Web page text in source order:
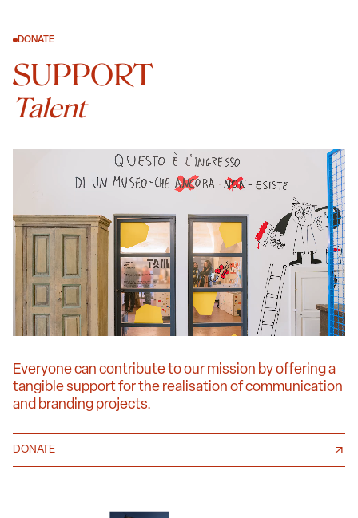
DONATE
SUPPORT
Talent
Everyone can contribute to our mission by offering a
tangible support for the realisation of communication
and branding projects.
DONATE